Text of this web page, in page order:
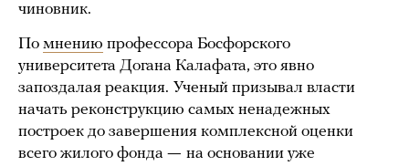
чиновник.
По мнению профессора Босфорского
университета Догана Калафата, это явно
запоздалая реакция. Ученый призывал власти
начать реконструкцию самых ненадежных
построек до завершения комплексной оценки
всего жилого фонда — на основании уже